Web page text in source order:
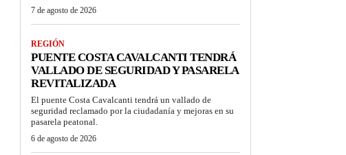
7 de agosto de 2026
REGIÓN
PUENTE COSTA CAVALCANTI TENDRÁ
VALLADO DE SEGURIDAD Y PASARELA
REVITALIZADA
El puente Costa Cavalcanti tendrá un vallado de
seguridad reclamado por la ciudadanía y mejoras en su
pasarela peatonal.
6 de agosto de 2026